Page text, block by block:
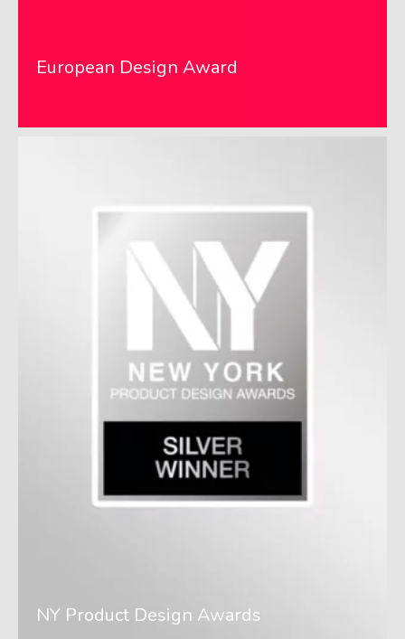
European Design Award
NY Product Design Awards